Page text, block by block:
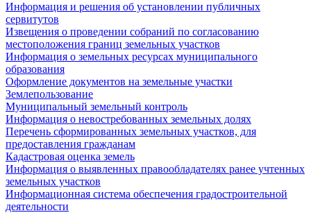
Информация и решения об установлении публичных
сервитутов
Извещения о проведении собраний по согласованию
местоположения границ земельных участков
Информация о земельных ресурсах муниципального
образования
Оформление документов на земельные участки
Землепользование
Муниципальный земельный контроль
Информация о невостребованных земельных долях
Перечень сформированных земельных участков, для
предоставления гражданам
Кадастровая оценка земель
Информация о выявленных правообладателях ранее учтенных
земельных участков
Информационная система обеспечения градостроительной
деятельности